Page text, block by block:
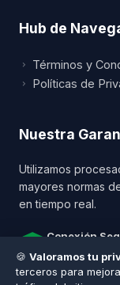
Hub de
Términos y
Políticas de
Nuestra
Utilizamos
mayores normas
en tiempo real.
Conexión
Plataforma
🍪 Valoramos tu
terceros para